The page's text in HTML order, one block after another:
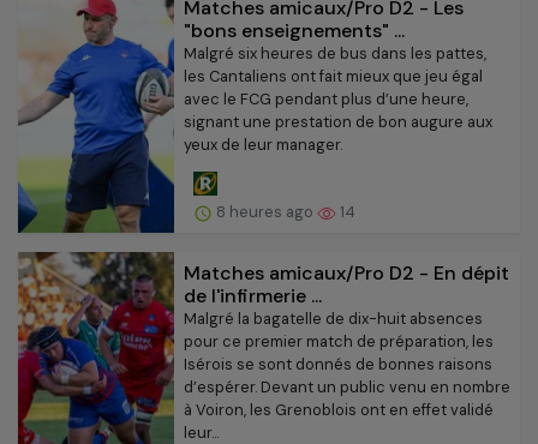
Matches amicaux/Pro D2 - Les
"bons enseignements" ...
Malgré six heures de bus dans les pattes,
les Cantaliens ont fait mieux que jeu égal
avec le FCG pendant plus d’une heure,
signant une prestation de bon augure aux
yeux de leur manager.
8 heures ago 14
Matches amicaux/Pro D2 - En dépit
de l'infirmerie ...
Malgré la bagatelle de dix-huit absences
pour ce premier match de préparation, les
Isérois se sont donnés de bonnes raisons
d’espérer. Devant un public venu en nombre
à Voiron, les Grenoblois ont en effet validé
leur...